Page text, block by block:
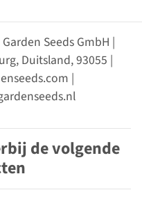
Seeds GmbH |
Duitsland, 93055 |
|
de volgende